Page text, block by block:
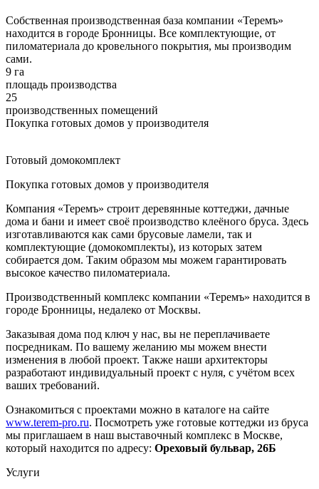
Собственная производственная база компании «Теремъ»
находится в городе Бронницы. Все комплектующие, от
пиломатериала до кровельного покрытия, мы производим
сами.
9 га
площадь производства
25
производственных помещений
Покупка готовых домов у производителя
Готовый домокомплект
Покупка готовых домов у производителя
Компания «Теремъ» строит деревянные коттеджи, дачные
дома и бани и имеет своё производство клеёного бруса. Здесь
изготавливаются как сами брусовые ламели, так и
комплектующие (домокомплекты), из которых затем
собирается дом. Таким образом мы можем гарантировать
высокое качество пиломатериала.
Производственный комплекс компании «Теремъ» находится в
городе Бронницы, недалеко от Москвы.
Заказывая дома под ключ у нас, вы не переплачиваете
посредникам. По вашему желанию мы можем внести
изменения в любой проект. Также наши архитекторы
разработают индивидуальный проект с нуля, с учётом всех
ваших требований.
Ознакомиться с проектами можно в каталоге на сайте
www.terem-pro.ru. Посмотреть уже готовые коттеджи из бруса
мы приглашаем в наш выставочный комплекс в Москве,
который находится по адресу: Ореховый бульвар, 26Б
Услуги